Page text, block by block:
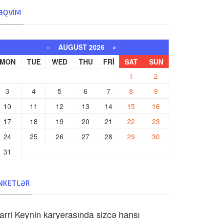
« AUGUST 2026 »
MON
TUE WED THU FRI SAT
SUN
1
2
3
4 5 6 7 8
9
10
11 12 13 14 15
16
17
18 19 20 21 22
23
24
25 26 27 28 29
30
31
Keynin karyerasında sizcə hansı